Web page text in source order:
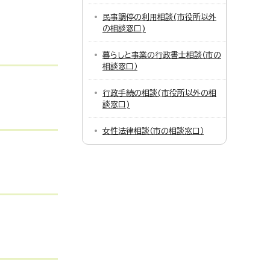
民事調停の利用相談(市役所以外
の相談窓口)
暮らしと事業の行政書士相談（市の
相談窓口）
行政手続の相談(市役所以外の相
談窓口)
女性法律相談（市の相談窓口）